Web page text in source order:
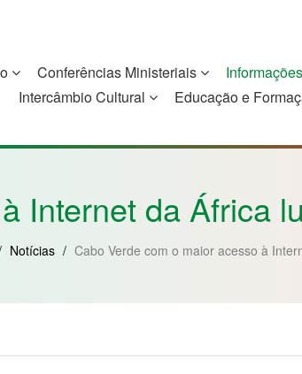
Equatorial Moçambique Portugal
Conferências Ministeriais
Intercâmbio Cultural
Educação e
Internet da África
Notícias / Cabo Verde com o maior acesso à